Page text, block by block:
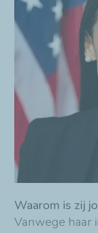
Waarom is zij
Vanwege haar